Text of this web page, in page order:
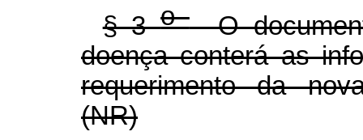
§ 3oO
doença conterá as
requerimento da
(NR)